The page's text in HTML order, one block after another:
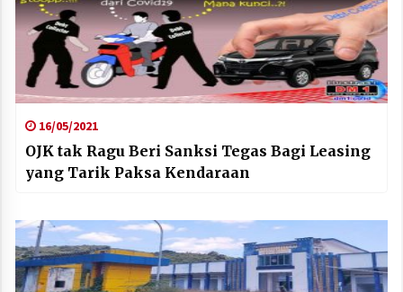
16/05/2021
OJK tak Ragu Beri Sanksi Tegas Bagi Leasing
yang Tarik Paksa Kendaraan